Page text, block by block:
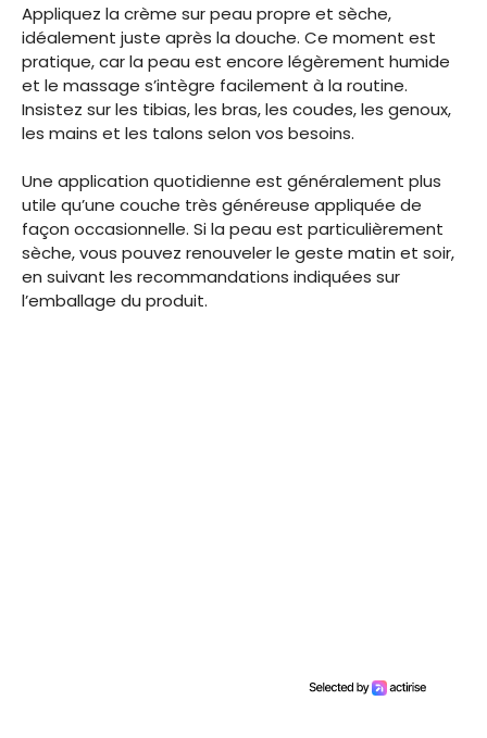
Appliquez la crème sur peau propre et sèche,
idéalement juste après la douche. Ce moment est
pratique, car la peau est encore légèrement humide
et le massage s’intègre facilement à la routine.
Insistez sur les tibias, les bras, les coudes, les genoux,
les mains et les talons selon vos besoins.
Une application quotidienne est généralement plus
utile qu’une couche très généreuse appliquée de
façon occasionnelle. Si la peau est particulièrement
sèche, vous pouvez renouveler le geste matin et soir,
en suivant les recommandations indiquées sur
l’emballage du produit.